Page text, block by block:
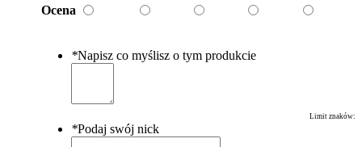
Ocena
*Napisz co myślisz o tym produkcie
Limit znaków:
*Podaj swój nick